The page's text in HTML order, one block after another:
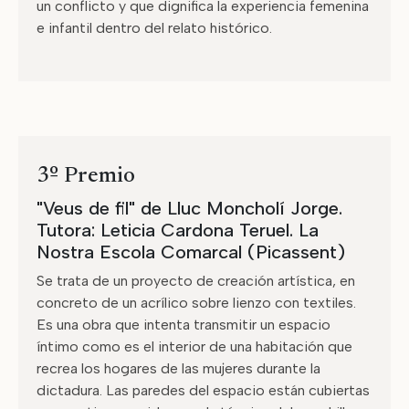
un conflicto y que dignifica la experiencia femenina
e infantil dentro del relato histórico.
3º Premio
"Veus de fil" de Lluc Moncholí Jorge.
Tutora: Leticia Cardona Teruel. La
Nostra Escola Comarcal (Picassent)
Se trata de un proyecto de creación artística, en
concreto de un acrílico sobre lienzo con textiles.
Es una obra que intenta transmitir un espacio
íntimo como es el interior de una habitación que
recrea los hogares de las mujeres durante la
dictadura. Las paredes del espacio están cubiertas